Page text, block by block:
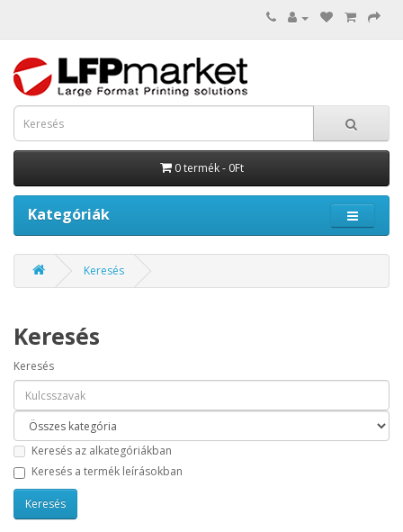
0 termék - 0Ft
Kategóriák
Keresés
Keresés
Keresés
Keresés az alkategóriákban
Keresés a termék leírásokban